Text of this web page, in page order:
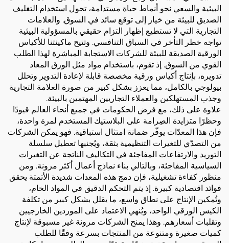
البيئية والسعي نحو أنماط حياة مستدامة، تحول استخدام التغليف
الصديق للبيئة من خيار إلى توقع سائد في السوق. والعلامات
التجارية التي لا تستطيع إظهار التزام حقيقي بالمسؤولية البيئية
تواجه خطر التأخر في السباق التنافسي. وتتيح ماكينتنا للأكياس
الورقية الصديقة للبيئة للشركات الاستجابة المباشرة لهذا الطلب
القوي من السوق. إذ تقوم، باستخدام مواد مثل الورق المعاد
تدويره، بإنتاج أكياس ورقية مخصصة قابلة لإعادة التدوير وتحلل
بيولوجي بالكامل، مما يعزز بشكل كبير من صورة العلامة التجارية
وجذب المستهلكين والعملاء التجاريين المهتمين بالبيئة.
علاوة على ذلك، مع فرض الحكومات في جميع أنحاء العالم قيودًا
وحظرًا متزايدة الصِرامة على البلاستيك المستخدم لمرة واحدة،
فإن هذا المعدّات يوفّر ضمانة امتثال استباقية. فهو يمكن الشركات
من التصدّي للتغيرات التنظيمية بثقة، ويُجنبها تعطيل سلسلة
التوريد والارتفاعات المفاجئة في التكاليف الناتجة عن التغيرات
السياسية المفاجئة، وبالتالي بناء نماذج أعمال أكثر مرونة. ومن
منظور كفاءة تشغيلية، فإن دمج هذه المعدات شديدة الأتمتة يحقق
فوائد اقتصادية كبيرة. إذ يتم التحكم الدقيق في المواد الخام،
وتُمكين الإنتاج على نطاق واسع، ما يقلل بشكل كبير من تكلفة
الكيس الورقي الواحد، ويُنهي الاعتماد على الموردين الخارجيين
وتقلبات أسعارهم. وهذا يمنح الشركات مرونة غير مسبوقة لإنتاج
كميات صغيرة ومتنوعة من المنتجات بسرعة وفقًا للطلب